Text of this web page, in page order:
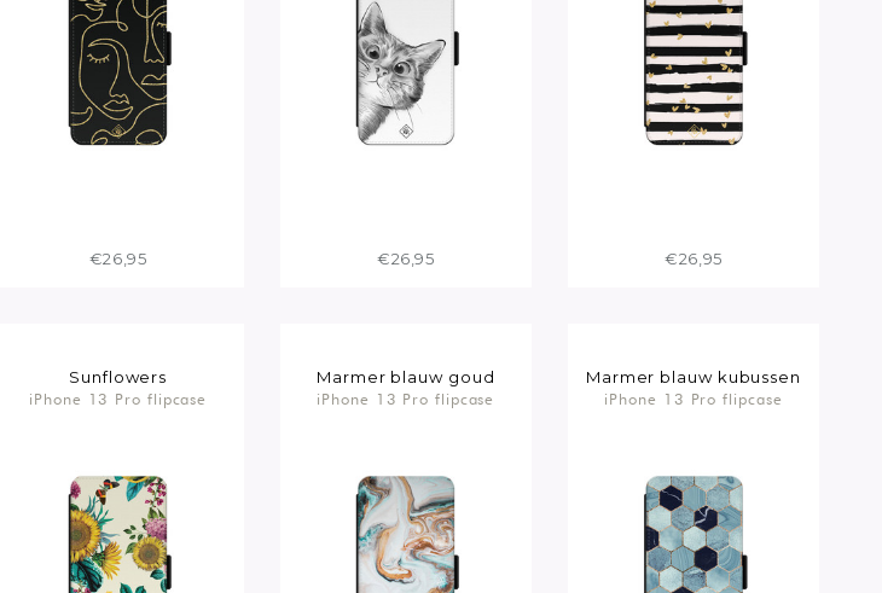
€26,95 €26,95 €26,95
Sunflowers
iPhone 13 Pro flipcase
Marmer blauw goud
iPhone 13 Pro flipcase
Marmer blauw kubussen
iPhone 13 Pro flipcase